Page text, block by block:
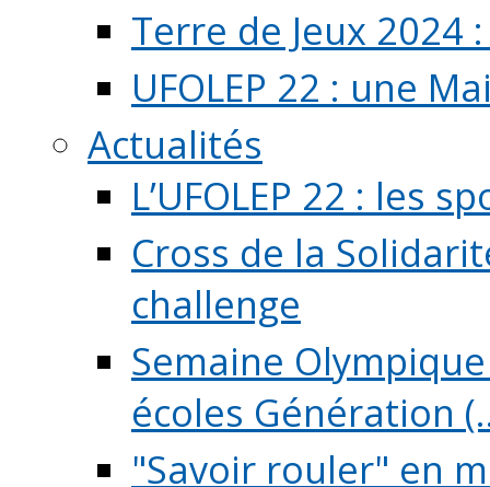
Terre de Jeux 2024
UFOLEP 22 : une
Actualités
L’UFOLEP 22 : les
Cross de la
challenge
Semaine
écoles Génération
"Savoir rouler" en